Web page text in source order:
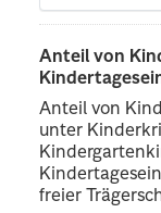
Anteil von
Anteil von
unter
freier